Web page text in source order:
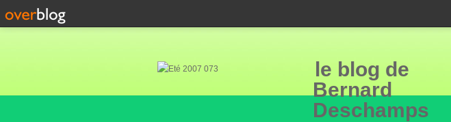
le blog de
Bernard
Deschamps